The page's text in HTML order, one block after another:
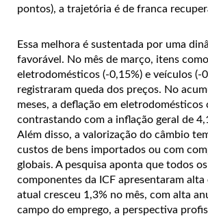
pontos), a trajetória é de franca
Essa melhora é sustentada por uma
favorável. No mês de março, itens como
eletrodomésticos (-0,15%) e veículos (-
registraram queda dos preços. No
meses, a deflação em eletrodomésticos
contrastando com a inflação geral de
Além disso, a valorização do câmbio
custos de bens importados ou com
globais. A pesquisa aponta que todos
componentes da ICF apresentaram alta
atual cresceu 1,3% no mês, com alta
campo do emprego, a perspectiva